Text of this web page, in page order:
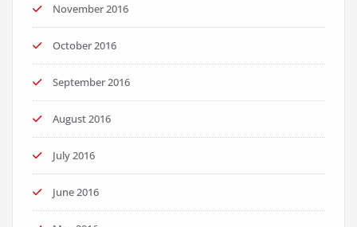
November 2016
October 2016
September 2016
August 2016
July 2016
June 2016